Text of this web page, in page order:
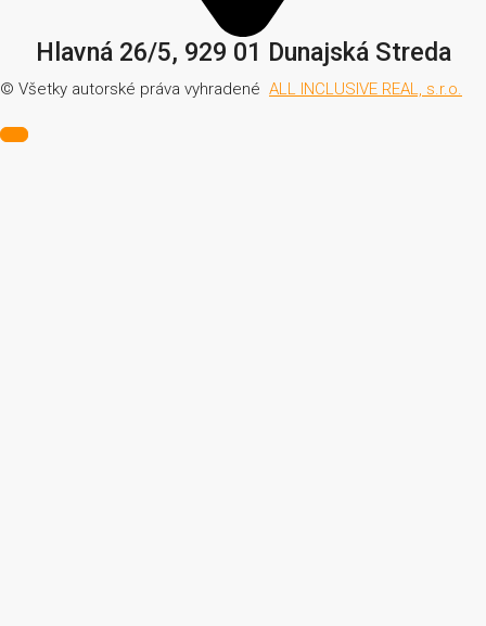
Hlavná 26/5, 929 01 Dunajská Streda
© Všetky autorské práva vyhradené ALL INCLUSIVE REAL, s.r.o.